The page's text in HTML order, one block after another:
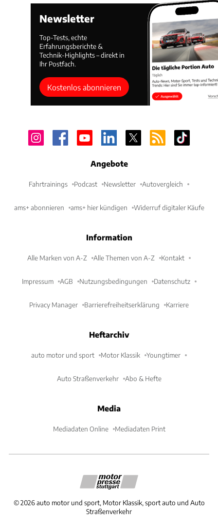
Newsletter
Top-Tests, echte
Erfahrungsberichte &
Technik-Highlights – direkt in
Ihr Postfach.
Kostenlos abonnieren
Angebote
Fahrtrainings Podcast Newsletter Autovergleich
ams+ abonnieren ams+ hier kündigen Widerruf digitaler Käufe
Information
Alle Marken von A-Z Alle Themen von A-Z Kontakt
Impressum AGB Nutzungsbedingungen Datenschutz
Privacy Manager Barrierefreiheitserklärung Karriere
Heftarchiv
auto motor und sport Motor Klassik Youngtimer
Auto Straßenverkehr Abo & Hefte
Media
Mediadaten Online Mediadaten Print
©2026 auto motor und sport, Motor Klassik, sport auto und Auto
Straßenverkehr